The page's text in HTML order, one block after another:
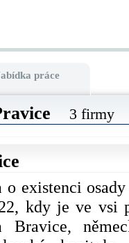
práce
3 firmy
o existenci
kdy je ve vsi
Bravice,